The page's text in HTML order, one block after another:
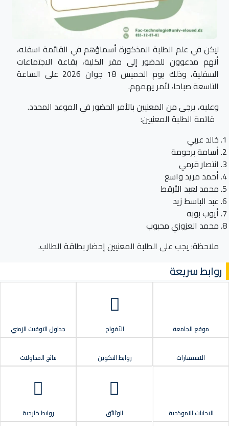
ليكن في علم الطلبة المذكورة أسماؤهم في القائمة اسفله،
أنهم مدعوون للحضور إلى مقر الكلية، بقاعة الاجتماعات
السفلية، وذلك يوم الخميس 18 جوان 2026 على الساعة
التاسعة صباحا، لأمر يهمهم.
وعليه، يرجى من المعنيين بالأمر الحضور في الموعد المحدد.
قائمة الطلبة المعنيين:
خالد عربي
أسامة برحومة
انتصار قرمي
أحمد مريد واسع
محمد لعبد الأرقط
عبد الباسط زيد
أيوب بوبه
محمد العزوزي محبوب
ملاحظة: يجب على الطلبة المعنيين إحضار بطاقة الطالب.
روابط سريعة
موقع الجامعة الأفواج جداول التوقيت الزمني
الاستشارات روابط التكوين نتائج المداولات
الاجابات النموذجية الوثائق روابط خارجية